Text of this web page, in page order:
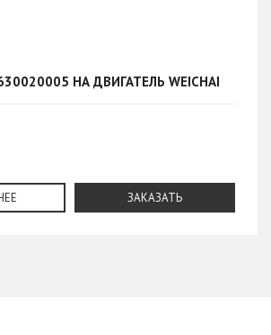
НА ДВИГАТЕЛЬ WEICHAI
ЗАКАЗАТЬ